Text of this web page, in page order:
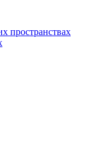
пространствах